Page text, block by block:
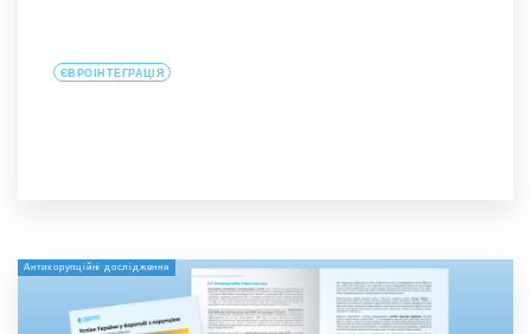
ЄВРОІНТЕГРАЦІЯ
Антикорупційні дослідження